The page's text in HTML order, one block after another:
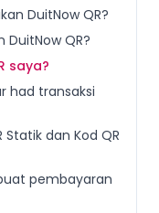
DuitNow QR?
QR?
saya?
had transaksi
dan Kod QR
pembayaran